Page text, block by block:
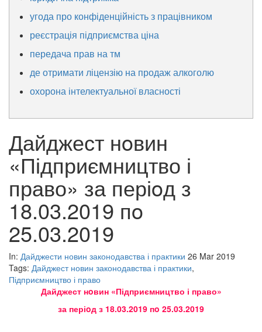
угода про конфіденційність з працівником
реєстрація підприємства ціна
передача прав на тм
де отримати ліцензію на продаж алкоголю
охорона інтелектуальної власності
Дайджест нoвин
«Підприємництво і
право» за періoд з
18.03.2019 пo
25.03.2019
In: Дайджести новин законодавства і практики 26 Mar 2019
Tags: Дайджест новин законодавства і практики,
Підприємництво і право
Дайджест нoвин «Підприємництво і право»
за періoд з 18.03.2019 пo 25.03.2019